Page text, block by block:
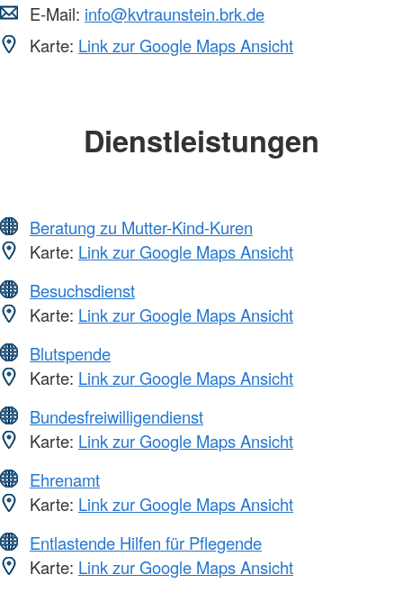
E-Mail: info@kvtraunstein.brk.de
Karte: Link zur Google Maps Ansicht
Dienstleistungen
Beratung zu Mutter-Kind-Kuren
Karte: Link zur Google Maps Ansicht
Besuchsdienst
Karte: Link zur Google Maps Ansicht
Blutspende
Karte: Link zur Google Maps Ansicht
Bundesfreiwilligendienst
Karte: Link zur Google Maps Ansicht
Ehrenamt
Karte: Link zur Google Maps Ansicht
Entlastende Hilfen für Pflegende
Karte: Link zur Google Maps Ansicht